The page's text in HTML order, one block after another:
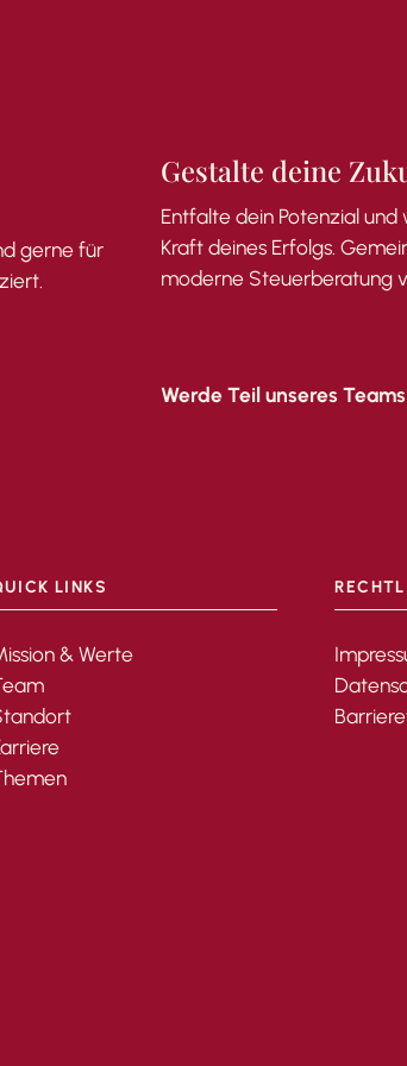
gernefür
Gestalte deine
Entfalte dein Potenzial
Kraft deines Erfolgs.
moderne Steuerberatung
Werde Teil unseres Teams
LINKS
& Werte